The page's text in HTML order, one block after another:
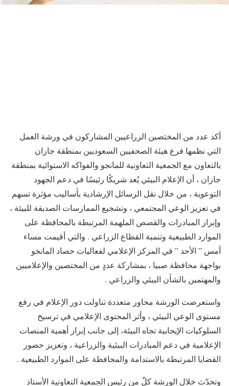
أكد عدد من المختصين الزراعيين المشاركون في ورشة العمل
التي نظمها فرع هيئة الصحفيين السعوديين بمنطقة جازان
بالتعاون مع الجمعية التعاونية للمانجو والفواكه الاستوائية بمنطقة
جازان ، أن الإعلام البيئي يُعد شريكًا رئيسًا في دعم الجهود
التوعوية ، من خلال نقل الرسائل الإرشادية بأساليب مؤثرة تسهم
في تعزيز الوعي المجتمعي ، وتشجيع الممارسات الصديقة للبيئة ،
وإبراز المبادرات والقصص الملهمة المرتبطة بالمحافظة على
الموارد الطبيعية وتنمية القطاع الزراعي . والتي أقيمت مساء
أمس ” الأحد ” في المركز الإعلامي لفعاليات حصاد المانجو
بواجهة محافظة صبيا ، بمشاركة عددٍ من المختصين والإعلاميين
والمهتمين بالشأن البيئي والزراعي .
واستعرضت الورشة محاور متعددة تناولت دور الإعلام في رفع
مستوى الوعي البيئي ، وأثر المحتوى الإعلامي في ترسيخ
السلوكيات الإيجابية تجاه البيئة، إلى جانب إبراز أهمية المنصات
الإعلامية في دعم المبادرات البيئية والزراعية ، وتعزيز حضور
القضايا المرتبطة بالاستدامة والمحافظة على الموارد الطبيعية .
وتحدّث خلال الورشة كلٌ من رئيس الجمعية التعاونية الأستاذ